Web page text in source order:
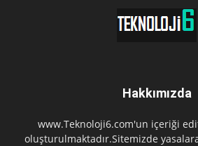
Hakkımızda
www.Teknoloji6.com'un içeriği
oluşturulmaktadır.Sitemizde